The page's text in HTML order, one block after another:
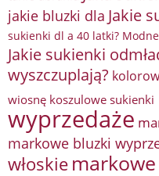
jakie bluzki dla Jakie
sukienki dl a 40 latki?
Jakie sukienki
wyszczuplają?
wiosnę koszulowe sukienki
wyprzedaże
markowe bluzki
włoskie